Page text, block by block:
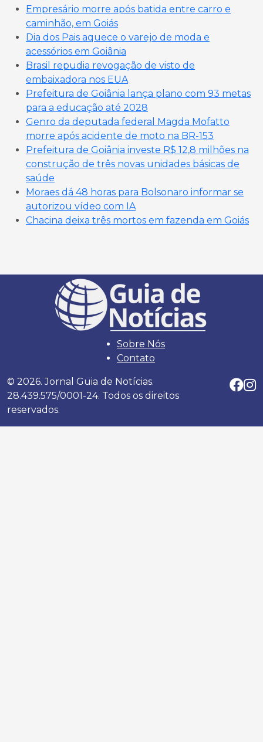
Empresário morre após batida entre carro e
caminhão, em Goiás
Dia dos Pais aquece o varejo de moda e
acessórios em Goiânia
Brasil repudia revogação de visto de
embaixadora nos EUA
Prefeitura de Goiânia lança plano com 93 metas
para a educação até 2028
Genro da deputada federal Magda Mofatto
morre após acidente de moto na BR-153
Prefeitura de Goiânia investe R$ 12,8 milhões na
construção de três novas unidades básicas de
saúde
Moraes dá 48 horas para Bolsonaro informar se
autorizou vídeo com IA
Chacina deixa três mortos em fazenda em Goiás
Sobre Nós
Contato
© 2026. Jornal Guia de Notícias.
28.439.575/0001-24. Todos os direitos
reservados.